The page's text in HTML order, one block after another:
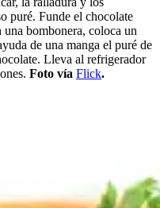
puré. Funde el chocolate
bombonera, coloca un
de una manga el puré de
Lleva al refrigerador
Foto vía Flick.